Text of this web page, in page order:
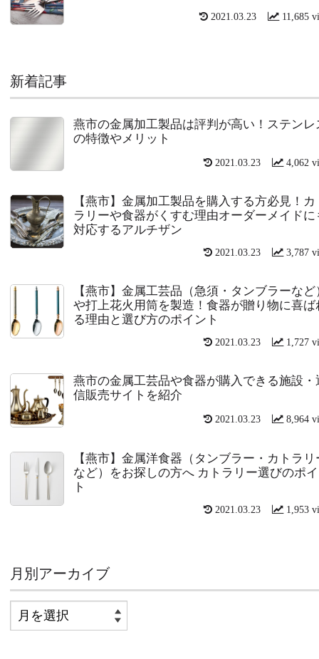
11,685
2021.03.23
新着記事
燕市の金属加工製品は評判が高い！ステンレ
の特徴やメリット
4,062
2021.03.23
【燕市】金属加工製品を購入する方必見！カ
ラリーや食器がくすむ理由オーダーメイドに
対応するアルチザン
3,787
2021.03.23
【燕市】金属工芸品（急須・タンブラーなど
や打上花火用筒を製造！食器が贈り物に喜ば
る理由と選び方のポイント
1,727
2021.03.23
燕市の金属工芸品や食器が購入できる施設・
信販売サイトを紹介
8,964
2021.03.23
【燕市】金属洋食器（タンブラー・カトラリ
など）をお探しの方へ カトラリー選びのポ
ト
1,953
2021.03.23
月別アーカイブ